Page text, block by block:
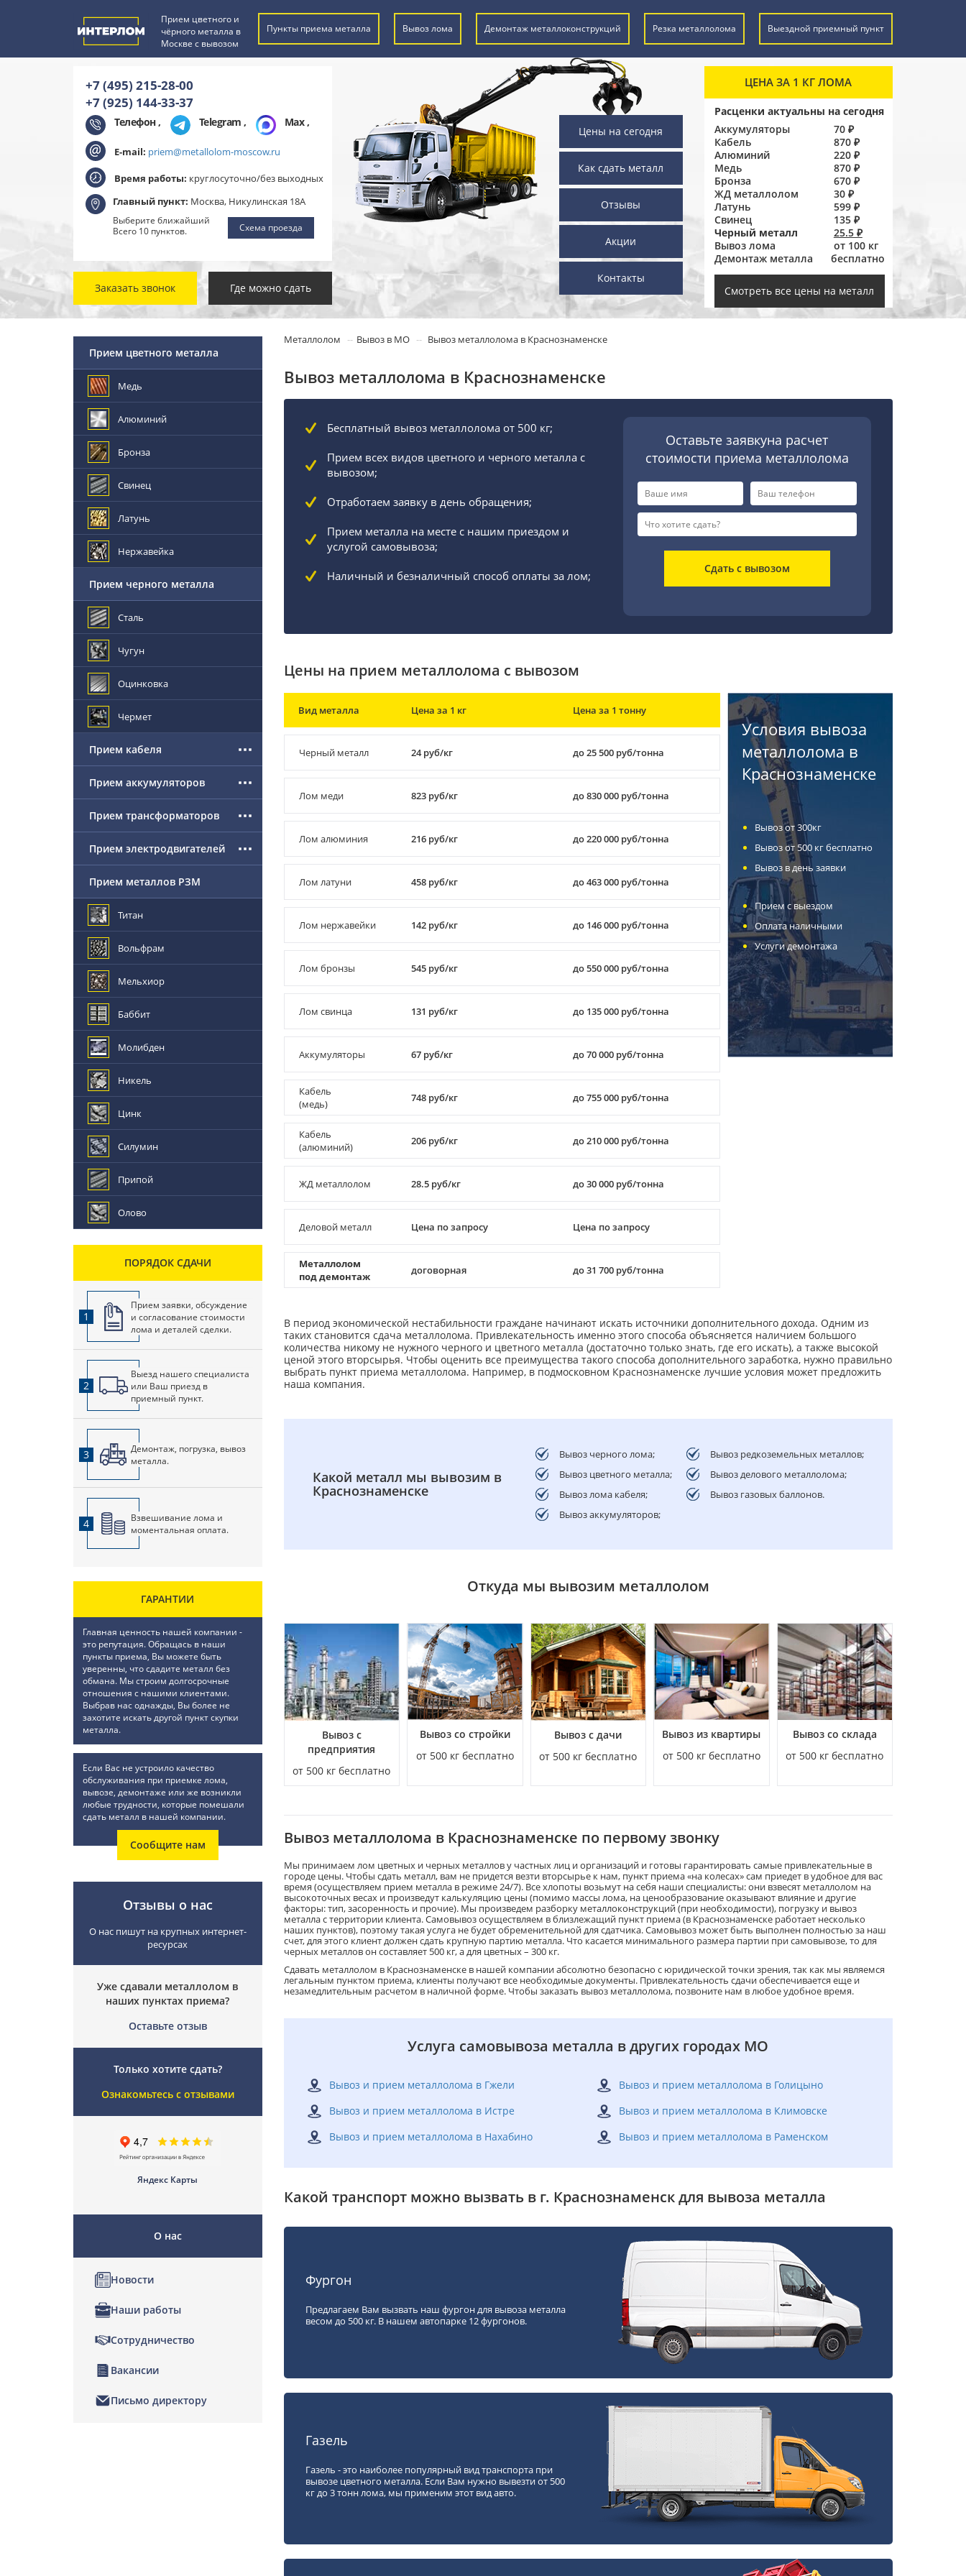
Прием цветного и
чёрного металла в
Москве с вывозом
Пункты приема металла Вывоз лома Демонтаж металлоконструкций Резка металлолома Выездной приемный пункт
+7 (495) 215-28-00
+7 (925) 144-33-37
Телефон , Telegram , Max,
E-mail: priem@metallolom-moscow.ru
Время работы: круглосуточно/без выходных
Главный пункт: Москва, Никулинская 18А
Выберите ближайший
Всего 10 пунктов.
Схема проезда
Заказать звонок Где можно сдать
ЦЕНА ЗА 1 КГ ЛОМА
Расценки актуальны на сегодня
Аккумуляторы
70 ₽
Кабель
870 ₽
Алюминий
220 ₽
Медь
870 ₽
Бронза
670 ₽
ЖД металлолом
30 ₽
Латунь
599 ₽
Свинец
135 ₽
Черный металл
25.5 ₽
Вывоз лома
от 100 кг
Демонтаж металла
бесплатно
Смотреть все цены на металл
Цены на сегодня
Как сдать металл
Отзывы
Акции
Контакты
Металлолом Вывоз в МО Вывоз металлолома в Краснознаменске
Вывоз металлолома в Краснознаменске
Бесплатный вывоз металлолома от 500 кг;
Прием всех видов цветного и черного металла с
вывозом;
Отработаем заявку в день обращения;
Прием металла на месте с нашим приездом и
услугой самовывоза;
Наличный и безналичный способ оплаты за лом;
Оставьте заявкуна расчет
стоимости приема металлолома
Сдать с вывозом
Цены на прием металлолома с вывозом
Вид металла Цена за 1 кг Цена за 1 тонну
Черный металл 24 руб/кг до 25 500 руб/тонна
Лом меди 823 руб/кг до 830 000 руб/тонна
Лом алюминия 216 руб/кг до 220 000 руб/тонна
Лом латуни 458 руб/кг до 463 000 руб/тонна
Лом нержавейки 142 руб/кг до 146 000 руб/тонна
Лом бронзы 545 руб/кг до 550 000 руб/тонна
Лом свинца 131 руб/кг до 135 000 руб/тонна
Аккумуляторы 67 руб/кг до 70 000 руб/тонна
Кабель
(медь)
748 руб/кг до 755 000 руб/тонна
Кабель
(алюминий)
206 руб/кг до 210 000 руб/тонна
ЖД металлолом 28.5 руб/кг до 30 000 руб/тонна
Деловой металл Цена по запросу Цена по запросу
Металлолом
под демонтаж
договорная до 31 700 руб/тонна
Условия вывоза
металлолома в
Краснознаменске
Вывоз от 300кг
Вывоз от 500 кг бесплатно
Вывоз в день заявки
Прием с выездом
Оплата наличными
Услуги демонтажа
В период экономической нестабильности граждане начинают искать источники дополнительного дохода. Одним из
таких становится сдача металлолома. Привлекательность именно этого способа объясняется наличием большого
количества никому не нужного черного и цветного металла (достаточно только знать, где его искать), а также высокой
ценой этого вторсырья. Чтобы оценить все преимущества такого способа дополнительного заработка, нужно правильно
выбрать пункт приема металлолома. Например, в подмосковном Краснознаменске лучшие условия может предложить
наша компания.
Какой металл мы вывозим в
Краснознаменске
Вывоз черного лома;
Вывоз цветного металла;
Вывоз лома кабеля;
Вывоз аккумуляторов;
Вывоз редкоземельных металлов;
Вывоз делового металлолома;
Вывоз газовых баллонов.
Откуда мы вывозим металлолом
Вывоз с
предприятия
от 500 кг бесплатно
Вывоз со стройки
от 500 кг бесплатно
Вывоз с дачи
от 500 кг бесплатно
Вывоз из квартиры
от 500 кг бесплатно
Вывоз со склада
от 500 кг бесплатно
Вывоз металлолома в Краснознаменске по первому звонку
Мы принимаем лом цветных и черных металлов у частных лиц и организаций и готовы гарантировать самые привлекательные в
городе цены. Чтобы сдать металл, вам не придется везти вторсырье к нам, пункт приема «на колесах» сам приедет в удобное для вас
время (осуществляем прием металла в режиме 24/7). Все хлопоты возьмут на себя наши специалисты: они взвесят металлолом на
высокоточных весах и произведут калькуляцию цены (помимо массы лома, на ценообразование оказывают влияние и другие
факторы: тип, засоренность и прочие). Мы произведем разборку металлоконструкций (при необходимости), погрузку и вывоз
металла с территории клиента. Самовывоз осуществляем в близлежащий пункт приема (в Краснознаменске работает несколько
наших пунктов), поэтому такая услуга не будет обременительной для сдатчика. Самовывоз может быть выполнен полностью за наш
счет, для этого клиент должен сдать крупную партию металла. Что касается минимального размера партии при самовывозе, то для
черных металлов он составляет 500 кг, а для цветных – 300 кг.
Сдавать металлолом в Краснознаменске в нашей компании абсолютно безопасно с юридической точки зрения, так как мы являемся
легальным пунктом приема, клиенты получают все необходимые документы. Привлекательность сдачи обеспечивается еще и
незамедлительным расчетом в наличной форме. Чтобы заказать вывоз металлолома, позвоните нам в любое удобное время.
Услуга самовывоза металла в других городах МО
Вывоз и прием металлолома в Гжели
Вывоз и прием металлолома в Голицыно
Вывоз и прием металлолома в Истре
Вывоз и прием металлолома в Климовске
Вывоз и прием металлолома в Нахабино
Вывоз и прием металлолома в Раменском
Какой транспорт можно вызвать в г. Краснознаменск для вывоза металла
Фургон
Предлагаем Вам вызвать наш фургон для вывоза металла
весом до 500 кг. В нашем автопарке 12 фургонов.
Газель
Газель - это наиболее популярный вид транспорта при
вывозе цветного металла. Если Вам нужно вывезти от 500
кг до 3 тонн лома, мы применим этот вид авто.
Прием цветного металла
Медь
Алюминий
Бронза
Свинец
Латунь
Нержавейка
Прием черного металла
Сталь
Чугун
Оцинковка
Чермет
Прием кабеля
Прием аккумуляторов
Прием трансформаторов
Прием электродвигателей
Прием металлов РЗМ
Титан
Вольфрам
Мельхиор
Баббит
Молибден
Никель
Цинк
Силумин
Припой
Олово
ПОРЯДОК СДАЧИ
1
Прием заявки, обсуждение
и согласование стоимости
лома и деталей сделки.
2
Выезд нашего специалиста
или Ваш приезд в
приемный пункт.
3
Демонтаж, погрузка, вывоз
металла.
4
Взвешивание лома и
моментальная оплата.
ГАРАНТИИ
Главная ценность нашей компании -
это репутация. Обращась в наши
пункты приема, Вы можете быть
уверенны, что сдадите металл без
обмана. Мы строим долгосрочные
отношения с нашими клиентами.
Выбрав нас однажды, Вы более не
захотите искать другой пункт скупки
металла.
Если Вас не устроило качество
обслуживания при приемке лома,
вывозе, демонтаже или же возникли
любые трудности, которые помешали
сдать металл в нашей компании.
Сообщите нам
Отзывы о нас
О нас пишут на крупных интернет-
ресурсах
Уже сдавали металлолом в
наших пунктах приема?
Оставьте отзыв
Только хотите сдать?
Ознакомьтесь с отзывами
Яндекс Карты
О нас
Новости
Наши работы
Сотрудничество
Вакансии
Письмо директору